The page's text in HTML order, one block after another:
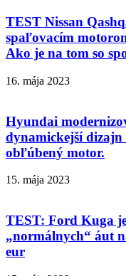
TEST Nissan
spaľovacím
Ako je na tom so
16. mája 2023
Hyundai
dynamickejší
obľúbený motor.
15. mája 2023
TEST: Ford Kuga
„normálnych“ áut
eur